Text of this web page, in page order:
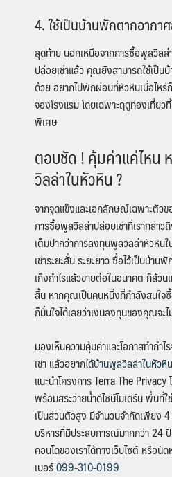
4. ใช้เป็นบ้านพักตากอากา
สุดท้าย นอกเหนือจากการซื้อพูลวิลล่
ปล่อยเช่าแล้ว คุณยังสามารถใช้เป็
ด้วย อยากไปพักผ่อนที่หัวหินเมื่อไหร่
จองโรงแรม โดยเฉพาะฤดูท่องเที่ย
พิเศษ
ตอบชัด ! คุ้มค่าแค่ไหน
วิลล่าในหัวหิน ?
จากจุดแข็งและเอกลักษณ์เฉพาะตัว
การซื้อพูลวิลล่าปล่อยเช่าที่เรากล่าว
เต็มปากว่าการลงทุนพูลวิลล่าหัวหิน
เช่าระยะสั้น ระยะยาว ซื้อไว้เป็นบ้า
เก็งกำไรแล้วขายต่อในอนาคต ก็ล้ว
สิ้น หากคุณเป็นคนหนึ่งที่กำลังสนใจ
ก็มั่นใจได้เลยว่าเงินลงทุนของคุณจ
มองเห็นความคุ้มค่าและโอกาสทำกำ
เช่า แล้วอยากได้บ้านพูลวิลล่าในหัวหิน
แนะนำโครงการ Terra The
พร้อมสระว่ายน้ำดีไซน์โมเดิร์น พื้นที่
เป็นส่วนตัวสูง มีจำนวนจำกัดเพียง
บริหารที่มีประสบการณ์มากกว่า 24
คอนโดของเราได้ทางเว็บไซต์ หรือนั
เบอร์099-310-0199